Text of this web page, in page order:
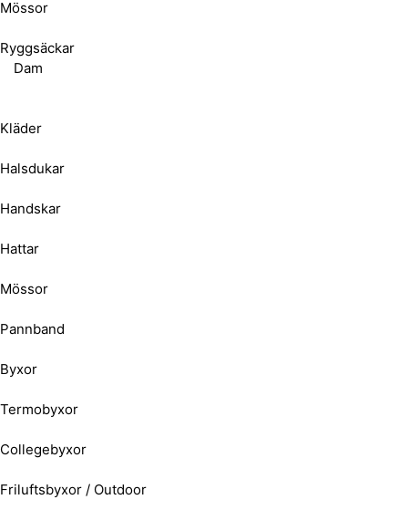
Mössor
Ryggsäckar
Dam
Kläder
Halsdukar
Handskar
Hattar
Mössor
Pannband
Byxor
Termobyxor
Collegebyxor
Friluftsbyxor / Outdoor